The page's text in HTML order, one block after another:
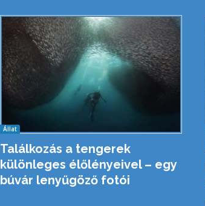
Állat
Találkozás a tengerek
különleges élőlényeivel – egy
búvár lenyűgöző fotói